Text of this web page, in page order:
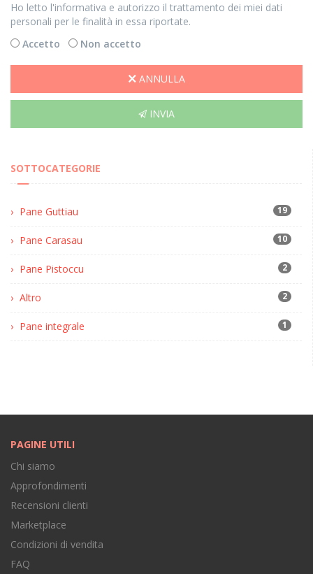
Ho letto l'informativa e autorizzo il trattamento dei miei dati
personali per le finalità in essa riportate.
Accetto
Non accetto
ANNULLA
INVIA
SOTTOCATEGORIE
Pane Guttiau 19
Pane Carasau 10
Pane Pistoccu 2
Altro 2
Pane integrale 1
PAGINE UTILI
Chi siamo
Approfondimenti
Recensioni clienti
Marketplace
Condizioni di vendita
FAQ